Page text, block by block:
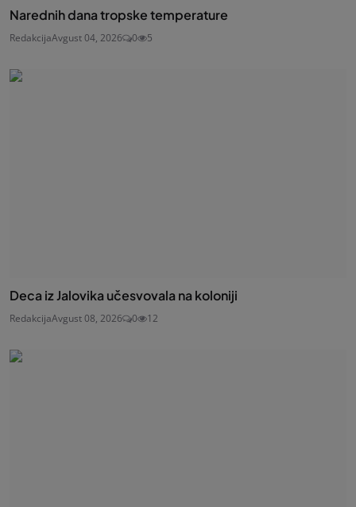
Narednih dana tropske temperature
RedakcijaAvgust 04, 2026 0 5
Deca iz Jalovika učesvovala na koloniji
RedakcijaAvgust 08, 2026 0 12